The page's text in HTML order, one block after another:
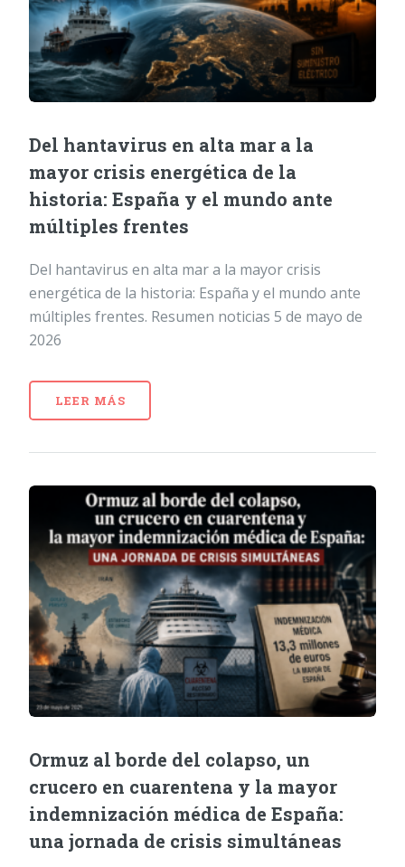
Del hantavirus en alta mar a la
mayor crisis energética de la
historia: España y el mundo ante
múltiples frentes
Del hantavirus en alta mar a la mayor crisis
energética de la historia: España y el mundo ante
múltiples frentes. Resumen noticias 5 de mayo de
2026
LEER MÁS
Ormuz al borde del colapso, un
crucero en cuarentena y la mayor
indemnización médica de España:
una jornada de crisis simultáneas